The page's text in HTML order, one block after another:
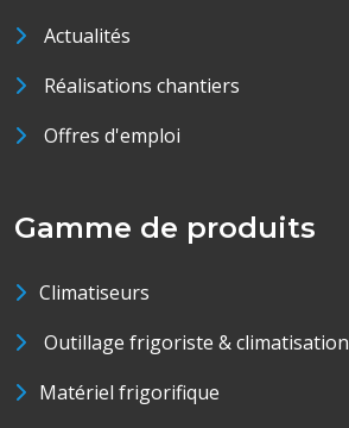
Actualités
Réalisations chantiers
Offres d'emploi
Gamme de produits
Climatiseurs
Outillage frigoriste & climatisation
Matériel frigorifique